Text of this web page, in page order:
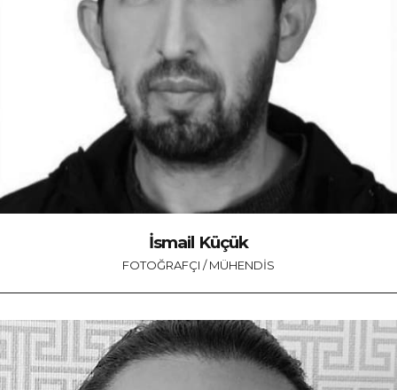
İsmail Küçük
FOTOĞRAFÇI / MÜHENDIS